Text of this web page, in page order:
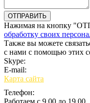
Нажимая на кнопку
обработку своих
Также вы можете
с нами с помощью этих
Skype:
E-mail:
Карта сайта
Телефон:
Работаем с 9.00 до 19.00